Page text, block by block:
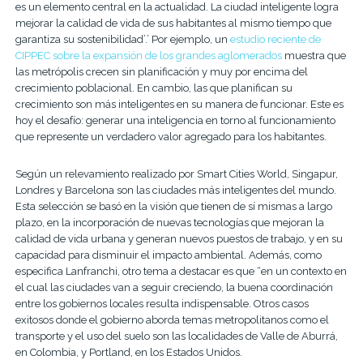
es un elemento central en la actualidad. La ciudad inteligente logra
mejorar la calidad de vida de sus habitantes al mismo tiempo que
garantiza su sostenibilidad’.’ Por ejemplo, un estudio reciente de
CIPPEC sobre la expansión de los grandes aglomeradosmuestra que
las metrópolis crecen sin planificación y muy por encima del
crecimiento poblacional. En cambio, las que planifican su
crecimiento son más inteligentes en su manera de funcionar. Este es
hoy el desafío: generar una inteligencia en torno al funcionamiento
que represente un verdadero valor agregado para los habitantes.
Según un relevamiento realizado por Smart Cities World, Singapur,
Londres y Barcelona son las ciudades más inteligentes del mundo.
Esta selección se basó en la visión que tienen de sí mismas a largo
plazo, en la incorporación de nuevas tecnologías que mejoran la
calidad de vida urbana y generan nuevos puestos de trabajo, y en su
capacidad para disminuir el impacto ambiental. Además, como
especifica Lanfranchi, otro tema a destacar es que “en un contexto en
el cual las ciudades van a seguir creciendo, la buena coordinación
entre los gobiernos locales resulta indispensable. Otros casos
exitosos donde el gobierno aborda temas metropolitanos como el
transporte y el uso del suelo son las localidades de Valle de Aburrá,
en Colombia, y Portland, en los Estados Unidos.